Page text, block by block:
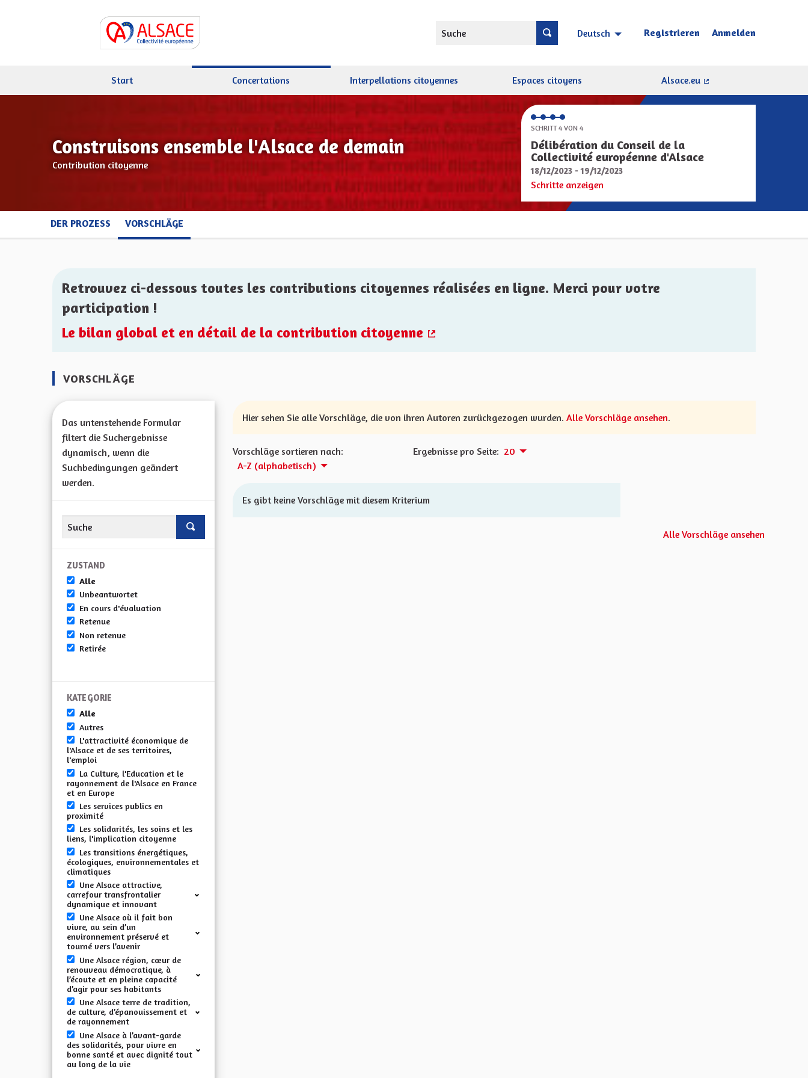
Suche Deutsch Choisir la langue Sprache wählen
Registrieren Anmelden
Start Concertations Interpellations citoyennes Espaces citoyens
Alsace.eu
Construisons ensemble l'Alsace de demain
Contribution citoyenne
SCHRITT 4 VON 4
Délibération du Conseil de la
Collectivité européenne d'Alsace
18/12/2023 - 19/12/2023
Schritte anzeigen
DER PROZESS VORSCHLÄGE
Retrouvez ci-dessous toutes les contributions citoyennes réalisées en ligne. Merci pour votre
participation !
Le bilan global et en détail de la contribution citoyenne
VORSCHLÄGE
Das untenstehende Formular
filtert die Suchergebnisse
dynamisch, wenn die
Suchbedingungen geändert
werden.
ZUSTAND
Alle
Unbeantwortet
En cours d'évaluation
Retenue
Non retenue
Retirée
KATEGORIE
Alle
Autres
L'attractivité économique de
l'Alsace et de ses territoires,
l'emploi
La Culture, l'Education et le
rayonnement de l'Alsace en France
et en Europe
Les services publics en
proximité
Les solidarités, les soins et les
liens, l'implication citoyenne
Les transitions énergétiques,
écologiques, environnementales et
climatiques
Une Alsace attractive,
carrefour transfrontalier
dynamique et innovant
Une Alsace où il fait bon
vivre, au sein d’un
environnement préservé et
tourné vers l’avenir
Une Alsace région, cœur de
renouveau démocratique, à
l’écoute et en pleine capacité
d’agir pour ses habitants
Une Alsace terre de tradition,
de culture, d’épanouissement et
de rayonnement
Une Alsace à l’avant-garde
des solidarités, pour vivre en
bonne santé et avec dignité tout
au long de la vie
Hier sehen Sie alle Vorschläge, die von ihren Autoren zurückgezogen wurden. Alle Vorschläge ansehen.
Vorschläge sortieren nach:
A-Z (alphabetisch)
Ergebnisse pro Seite: 20
Es gibt keine Vorschläge mit diesem Kriterium
Alle Vorschläge ansehen